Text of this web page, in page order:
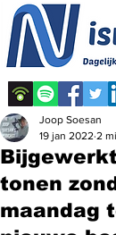
tonen
maandag
Joop Soesan
19 jan 2022 2